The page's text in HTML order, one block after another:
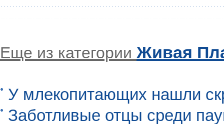
Еще из категории Живая
У млекопитающих нашли
Заботливые отцы среди